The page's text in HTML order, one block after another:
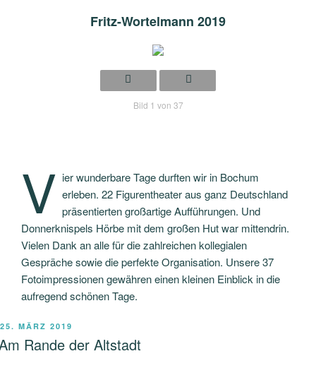
Fritz-Wortelmann 2019
Bild 1 von 37
V ier wunderbare Tage durften wir in Bochum
erleben. 22 Figurentheater aus ganz Deutschland
präsentierten großartige Aufführungen. Und
Donnerknispels Hörbe mit dem großen Hut war mittendrin.
Vielen Dank an alle für die zahlreichen kollegialen
Gespräche sowie die perfekte Organisation. Unsere 37
Fotoimpressionen gewähren einen kleinen Einblick in die
aufregend schönen Tage.
VERÖFFENTLICHT
AM
25. MÄRZ 2019
Rande der Altstadt